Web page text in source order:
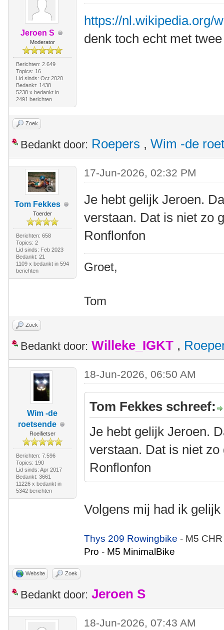
Jeroen S
Moderator
Berichten: 2.649
Topics: 16
Lid sinds: Oct 2020
Bedankt: 1438
5238 x bedankt in
2491 berichten
https://nl.wikipedia.org/
denk toch echt met
Zoek
Bedankt door: Roepers , Wim -de
Tom Fekkes
Toerder
Berichten: 658
Topics: 2
Lid sinds: Feb 2023
Bedankt: 21
1109 x bedankt in 594
berichten
17-Jun-2026, 02:32 PM
Je hebt gelijk Jeroen.
verstaan. Dat is niet zo
Ronflonfon
Groet,
Tom
Zoek
Bedankt door: Willeke_IGKT ,
Wim -de
roetsende
Roeifietser
Berichten: 7.596
Topics: 190
Lid sinds: Apr 2017
Bedankt: 3661
11226 x bedankt in
5342 berichten
18-Jun-2026, 06:50 AM
Tom Fekkes schreef:
Je hebt gelijk Jeroen.
verstaan. Dat is niet
Ronflonfon
Volgens mij had ik
Thys 209 Rowingbike- M5
Pro - M5 MinimalBike
Website Zoek
Bedankt door: Jeroen S
18-Jun-2026, 07:43 AM